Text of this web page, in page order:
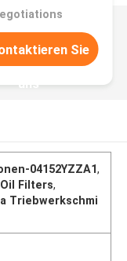
Sie
uns
04152YZZA1,
Filters,
Triebwerkschmi